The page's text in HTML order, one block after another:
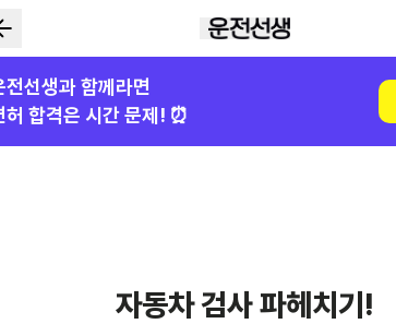
전선생과 함께라면
허 합격은 시간 문제! ⏰
자동차 검사 파헤치기!